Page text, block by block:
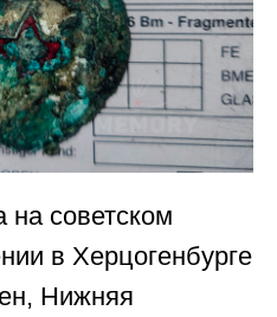
советском
в Херцогенбурге
Нижняя